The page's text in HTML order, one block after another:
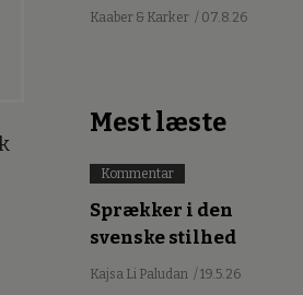
Kaaber & Karker / 07.8.26
Mest læste
Kommentar
Sprækker i den
svenske stilhed
Kajsa Li Paludan / 19.5.26